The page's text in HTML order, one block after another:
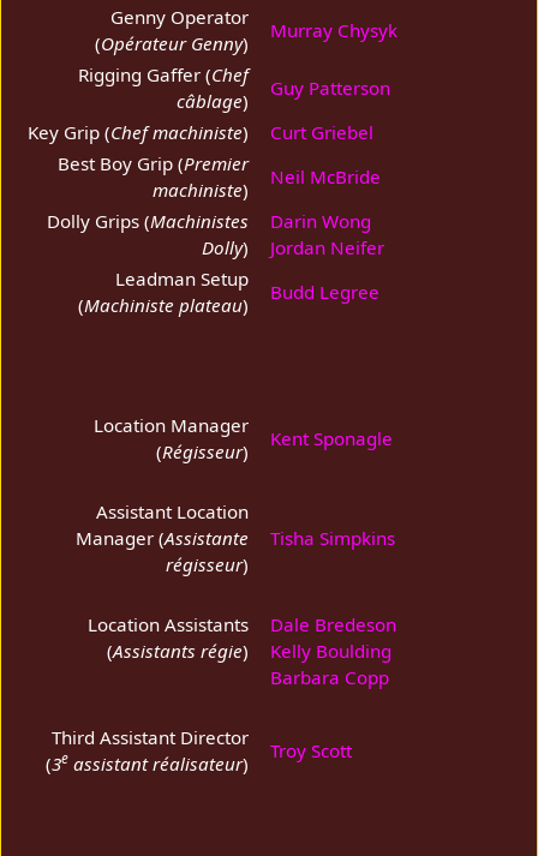
Genny Operator
(Opérateur Genny)
Murray Chysyk
Rigging Gaffer (Chef
câblage)
Guy Patterson
Key Grip (Chef machiniste)
Curt Griebel
Best Boy Grip (Premier
machiniste)
Neil McBride
Dolly Grips (Machinistes
Dolly)
Darin Wong
Jordan Neifer
Leadman Setup
(Machiniste plateau)
Budd Legree
Location Manager
(Régisseur)
Kent Sponagle
Assistant Location
Manager (Assistante
régisseur)
Tisha Simpkins
Location Assistants
(Assistants régie)
Dale Bredeson
Kelly Boulding
Barbara Copp
Third Assistant Director
(3e assistant réalisateur)
Troy Scott